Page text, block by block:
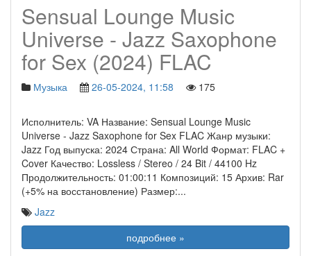
Sensual Lounge Music
Universe - Jazz Saxophone
for Sex (2024) FLAC
Музыка 26-05-2024, 11:58 175
Исполнитель: VA Название: Sensual Lounge Music
Universe - Jazz Saxophone for Sex FLAC Жанр музыки:
Jazz Год выпуска: 2024 Страна: All World Формат: FLAC +
Cover Качество: Lossless / Stereo / 24 Bit / 44100 Hz
Продолжительность: 01:00:11 Композиций: 15 Архив: Rar
(+5% на восстановление) Размер:...
Jazz
подробнее »